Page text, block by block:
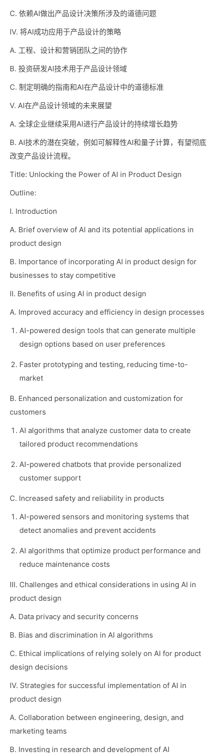
C. 依赖AI做出产品设计决策所涉及的道德问题
IV. 将AI成功应用于产品设计的策略
A. 工程、设计和营销团队之间的协作
B. 投资研发AI技术用于产品设计领域
C. 制定明确的指南和AI在产品设计中的道德标准
V. AI在产品设计领域的未来展望
A. 全球企业继续采用AI进行产品设计的持续增长趋势
B. AI技术的潜在突破，例如可解释性AI和量子计算，有望彻底
改变产品设计流程。
Title: Unlocking the Power of AI in Product Design
Outline:
I. Introduction
A. Brief overview of AI and its potential applications in
product design
B. Importance of incorporating AI in product design for
businesses to stay competitive
II. Benefits of using AI in product design
A. Improved accuracy and efficiency in design processes
AI-powered design tools that can generate multiple
design options based on user preferences
Faster prototyping and testing, reducing time-to-
market
B. Enhanced personalization and customization for
customers
AI algorithms that analyze customer data to create
tailored product recommendations
AI-powered chatbots that provide personalized
customer support
C. Increased safety and reliability in products
AI-powered sensors and monitoring systems that
detect anomalies and prevent accidents
AI algorithms that optimize product performance and
reduce maintenance costs
III. Challenges and ethical considerations in using AI in
product design
A. Data privacy and security concerns
B. Bias and discrimination in AI algorithms
C. Ethical implications of relying solely on AI for product
design decisions
IV. Strategies for successful implementation of AI in
product design
A. Collaboration between engineering, design, and
marketing teams
B. Investing in research and development of AI